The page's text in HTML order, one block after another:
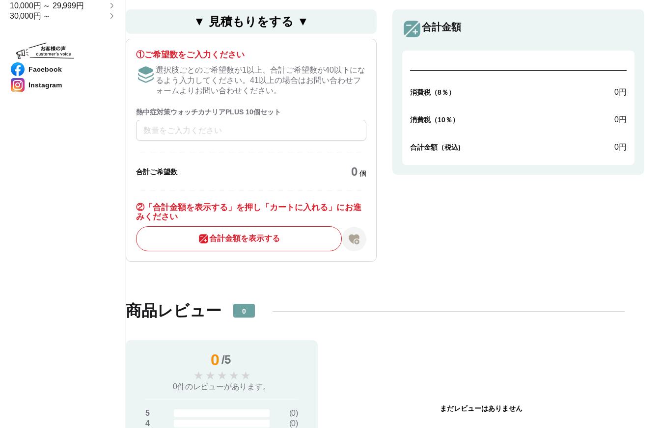
10,000円 ～ 29,999円
30,000円 ～
Facebook
Instagram
▼ ⾒積もりをする ▼
①ご希望数をご入力ください
選択肢ごとのご希望数が1以上、合計ご希望数が40以下にな
るよう入力してください。41以上の場合はお問い合わせフ
ォームよりお問い合わせください。
熱中症対策ウォッチカナリアPLUS 10個セット
合計ご希望数 0 個
②「合計金額を表示する」を押し「カートに入れる」にお進
みください
合計金額を表示する
合計金額
消費税（8％） 0円
消費税（10％） 0円
合計金額（税込) 0円
商品レビュー 0
0/5
★ ★ ★ ★ ★
0件のレビューがあります。
5 (0)
4
(0)
まだレビューはありません